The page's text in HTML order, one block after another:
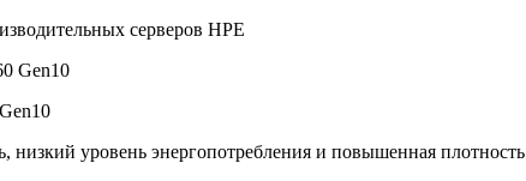
серверов HPE
низкий уровень энергопотребления и повышенная плотность